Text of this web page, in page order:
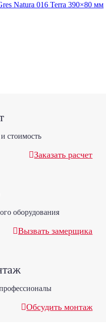
Natura 016 Terra 390×80 мм
стоимость
Заказать расчет
оборудования
Вызвать замерщика
Обсудить монтаж